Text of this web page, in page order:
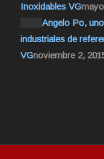
Inoxidables VG
Angelo Po,
industriales de
VGnoviembre 2,